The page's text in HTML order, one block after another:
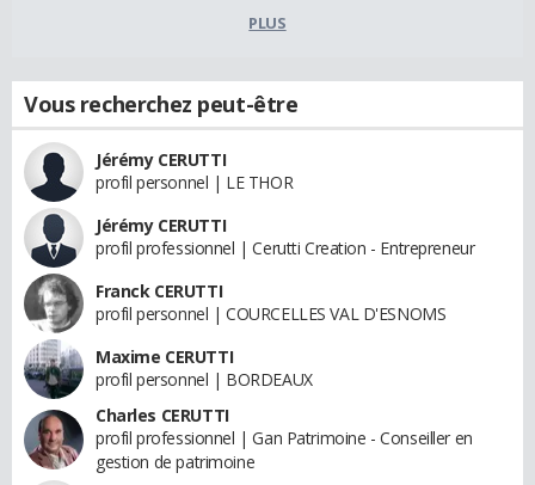
PLUS
Vous recherchez peut-être
Jérémy CERUTTI
profil personnel | LE THOR
Jérémy CERUTTI
profil professionnel | Cerutti Creation - Entrepreneur
Franck CERUTTI
profil personnel | COURCELLES VAL D'ESNOMS
Maxime CERUTTI
profil personnel | BORDEAUX
Charles CERUTTI
profil professionnel | Gan Patrimoine - Conseiller en
gestion de patrimoine